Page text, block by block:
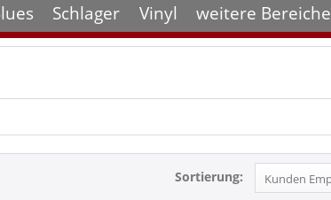
Schlager Vinyl weitere Bereiche
Sortierung: